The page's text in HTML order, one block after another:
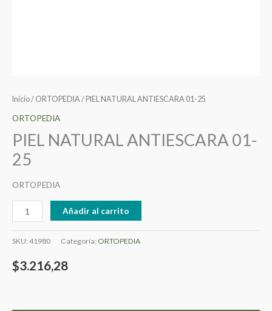
Inicio/ ORTOPEDIA/ PIEL NATURAL ANTIESCARA 01-25
ORTOPEDIA
PIEL NATURAL ANTIESCARA 01-
25
ORTOPEDIA
Añadir al carrito
SKU: 41980 Categoría: ORTOPEDIA
$3.216,28